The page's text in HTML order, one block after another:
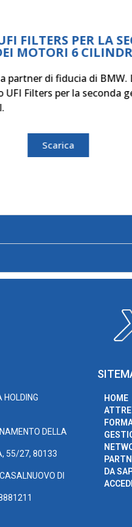
HOLDING
DELLA
55/27, 80133
DI
HOME
DA